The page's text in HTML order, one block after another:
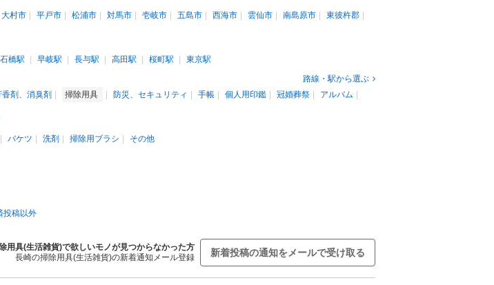
大村市 平戸市 松浦市 対馬市 壱岐市 五島市 西海市 雲仙市 南島原市
東彼杵郡
石橋駅 早岐駅 長与駅 高田駅 桜町駅
東京駅
路線・駅から選ぶ
香剤、消臭剤 掃除用具 防災、セキュリティ 手帳 個人用印鑑 冠婚葬祭
アルバム
バケツ 洗剤 掃除用ブラシ その他
投稿以外
用具(生活雑貨)で欲しいモノが見つからなかった方
長崎の掃除用具(生活雑貨)の新着通知メール登録
新着投稿の通知をメールで受け取る